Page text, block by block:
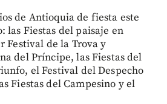
de Antioquia de fiesta este
las Fiestas del paisaje en
Festival de la Trova y
del Príncipe, las Fiestas del
el Festival del Despecho
Fiestas del Campesino y el